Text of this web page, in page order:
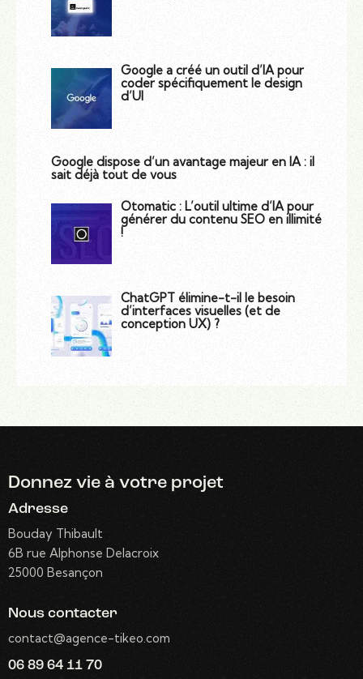
Google a créé un outil d’IA pour
coder spécifiquement le design
d’UI
Google dispose d’un avantage majeur en IA : il
sait déjà tout de vous
Otomatic : L’outil ultime d’IA pour
générer du contenu SEO en illimité
!
ChatGPT élimine-t-il le besoin
d’interfaces visuelles (et de
conception UX) ?
Donnez vie à votre projet
Adresse
Bouday Thibault
6B rue Alphonse Delacroix
25000 Besançon
Nous contacter
contact@agence-tikeo.com
06 89 64 11 70